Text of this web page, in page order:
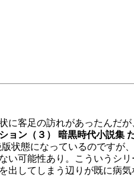
客足の訪れがあったんだ
ョン（３） 暗黒時代小説集
状態になっているのですが
い可能性あり。こういうシリ
してしまう辺りが既に病気